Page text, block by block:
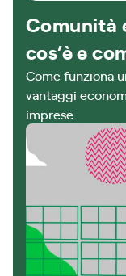
Comunità
cos’è e
Come funziona
vantaggi
imprese.